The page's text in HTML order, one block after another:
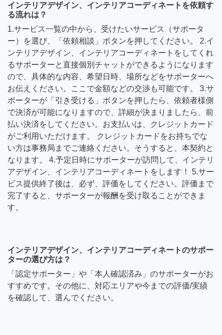
インテリアデザイン、インテリアコーディネートを依頼す
る流れは？
1.サービス一覧の中から、受けたいサービス（サポータ
ー）を選び、「依頼相談」ボタンを押してください。 2.イ
ンテリアデザイン、インテリアコーディネートをしてくれ
るサポーターと直接個別チャットができるようになります
ので、具体的な内容、希望日時、場所などをサポーターへ
お伝えください。ここで金額などの交渉も可能です。 3.サ
ポーターが「引き受ける」ボタンを押したら、依頼者様側
で決済が可能になりますので、詳細が決まりましたら、前
払い決済をしてください。お支払いは、クレジットカード
がご利用いただけます。 クレジットカードをお持ちでな
い方は事務局までご連絡ください。そうすると、本契約と
なります。 4.予定日時にサポーターが訪問して、インテリ
アデザイン、インテリアコーディネートをします！ 5.サー
ビス提供終了後は、必ず、評価をしてください。評価まで
完了すると、サポーターが報酬を受け取ることができま
す。
インテリアデザイン、インテリアコーディネートのサポー
ターの選び方は？
「認定サポーター」や「本人確認済み」のサポーターがお
すすめです。その他に、対応エリアや今までの評価/実績
を確認して、選んでください。